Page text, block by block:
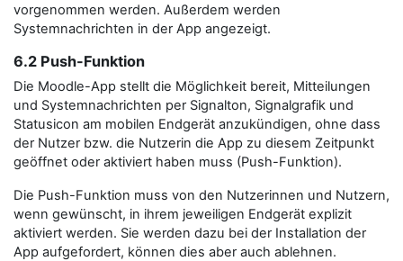
vorgenommen werden. Außerdem werden
Systemnachrichten in der App angezeigt.
6.2 Push-Funktion
Die Moodle-App stellt die Möglichkeit bereit, Mitteilungen
und Systemnachrichten per Signalton, Signalgrafik und
Statusicon am mobilen Endgerät anzukündigen, ohne dass
der Nutzer bzw. die Nutzerin die App zu diesem Zeitpunkt
geöffnet oder aktiviert haben muss (Push-Funktion).
Die Push-Funktion muss von den Nutzerinnen und Nutzern,
wenn gewünscht, in ihrem jeweiligen Endgerät explizit
aktiviert werden. Sie werden dazu bei der Installation der
App aufgefordert, können dies aber auch ablehnen.